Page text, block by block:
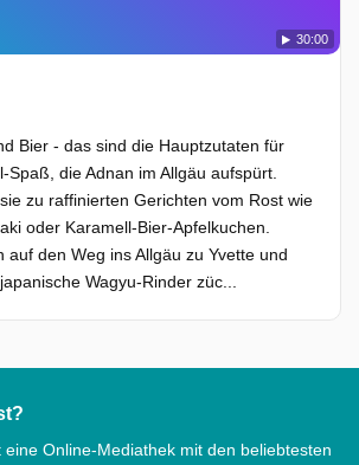
30:00
Bier - das sind die Hauptzutaten für
Spaß, die Adnan im Allgäu aufspürt.
zu raffinierten Gerichten vom Rost wie
oder Karamell-Bier-Apfelkuchen.
auf den Weg ins Allgäu zu Yvette und
Wagyu-Rinder züc...
eine Online-Mediathek mit den beliebtesten